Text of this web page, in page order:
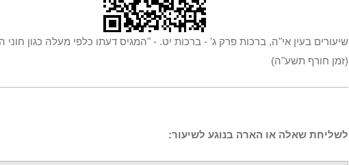
שיעורים בעין אי"ה, ברכות פרק ג' - ברכות יט. - "המגיס דעתו כלפי מעלה כגון חוני
(זמן חורף תשע"ה)
לשליחת שאלה או הארה בנוגע לשיעור: